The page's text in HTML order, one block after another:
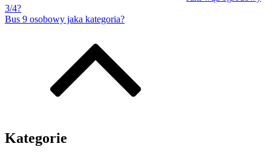
3/4?
Bus 9 osobowy jaka kategoria?
Kategorie